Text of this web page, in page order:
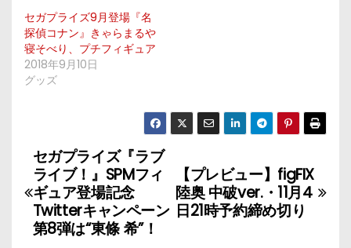
セガプライズ9月登場『名
探偵コナン』きゃらまるや
寝そべり、プチフィギュア
2018年9月10日
グッズ
投
稿
ナ
【プレビュー】figFIX
陸奥 中破ver.・11月4
日21時予約締め切り
セガプライズ『ラブ
ライブ！』SPMフィ
ギュア登場記念
Twitterキャンペーン
第8弾は“東條 希”！